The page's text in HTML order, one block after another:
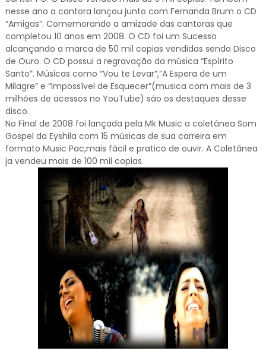
nesse ano a cantora lançou junto com Fernanda Brum o CD
“Amigas”. Comemorando a amizade das cantoras que
completou 10 anos em 2008. O CD foi um Sucesso
alcançando a marca de 50 mil copias vendidas sendo Disco
de Ouro. O CD possui a regravação da música “Espírito
Santo”. Músicas como “Vou te Levar”,”A Espera de um
Milagre” e “Impossível de Esquecer”(musica com mais de 3
milhões de acessos no YouTube) são os destaques desse
disco.
No Final de 2008 foi lançada pela Mk Music a coletânea Som
Gospel da Eyshila com 15 músicas de sua carreira em
formato Music Pac,mais fácil e pratico de ouvir. A Coletânea
ja vendeu mais de 100 mil copias.